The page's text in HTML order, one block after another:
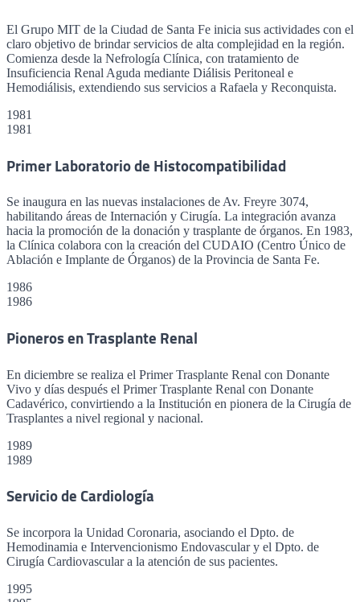
El Grupo MIT de la Ciudad de Santa Fe inicia sus actividades con el
claro objetivo de brindar servicios de alta complejidad en la región.
Comienza desde la Nefrología Clínica, con tratamiento de
Insuficiencia Renal Aguda mediante Diálisis Peritoneal e
Hemodiálisis, extendiendo sus servicios a Rafaela y Reconquista.
1981
1981
Primer Laboratorio de Histocompatibilidad
Se inaugura en las nuevas instalaciones de Av. Freyre 3074,
habilitando áreas de Internación y Cirugía. La integración avanza
hacia la promoción de la donación y trasplante de órganos. En 1983,
la Clínica colabora con la creación del CUDAIO (Centro Único de
Ablación e Implante de Órganos) de la Provincia de Santa Fe.
1986
1986
Pioneros en Trasplante Renal
En diciembre se realiza el Primer Trasplante Renal con Donante
Vivo y días después el Primer Trasplante Renal con Donante
Cadavérico, convirtiendo a la Institución en pionera de la Cirugía de
Trasplantes a nivel regional y nacional.
1989
1989
Servicio de Cardiología
Se incorpora la Unidad Coronaria, asociando el Dpto. de
Hemodinamia e Intervencionismo Endovascular y el Dpto. de
Cirugía Cardiovascular a la atención de sus pacientes.
1995